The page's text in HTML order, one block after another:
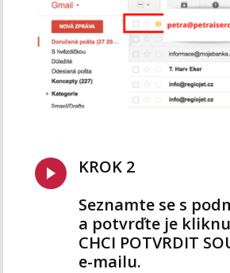
KROK 2
Seznamte se s
a potvrďte je
CHCI POTVRDIT
e-mailu.